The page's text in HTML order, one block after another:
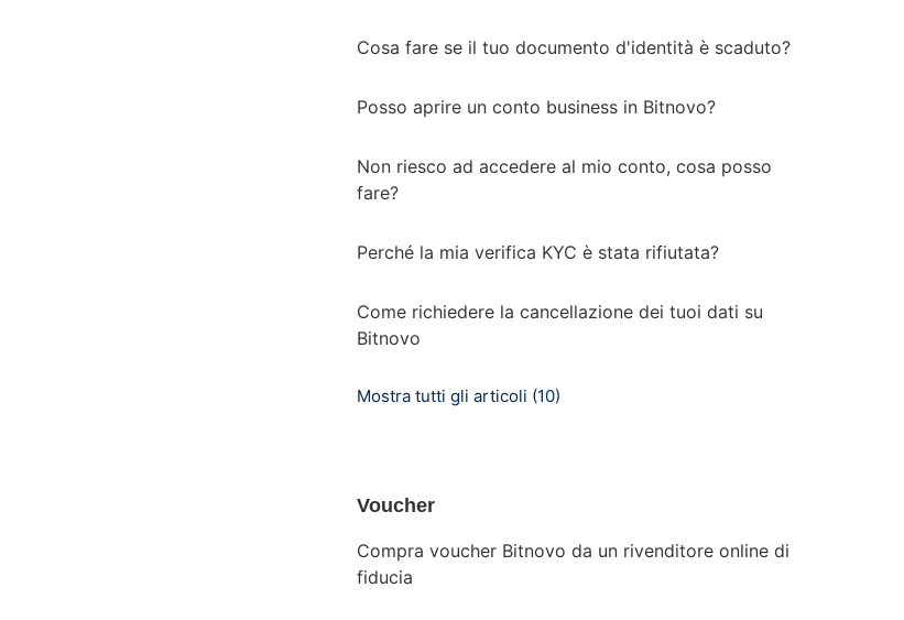
Cosa fare se il tuo documento d'identità è scaduto?
Posso aprire un conto business in Bitnovo?
Non riesco ad accedere al mio conto, cosa posso
fare?
Perché la mia verifica KYC è stata rifiutata?
Come richiedere la cancellazione dei tuoi dati su
Bitnovo
Mostra tutti gli articoli (10)
Voucher
Compra voucher Bitnovo da un rivenditore online di
fiducia